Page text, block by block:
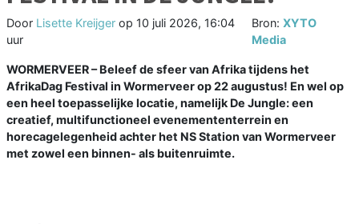
Door Lisette Kreijger op 10 juli 2026, 16:04
uur
Bron:XYTO
Media
WORMERVEER – Beleef de sfeer van Afrika tijdens het
AfrikaDag Festival in Wormerveer op 22 augustus! En wel op
een heel toepasselijke locatie, namelijk De Jungle: een
creatief, multifunctioneel evenemententerrein en
horecagelegenheid achter het NS Station van Wormerveer
met zowel een binnen- als buitenruimte.